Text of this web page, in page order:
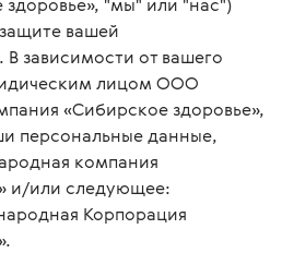
вашей
зависимости от вашего
лицом ООО
«Сибирское здоровье»,
персональные данные,
компания
и/или следующее:
Корпорация